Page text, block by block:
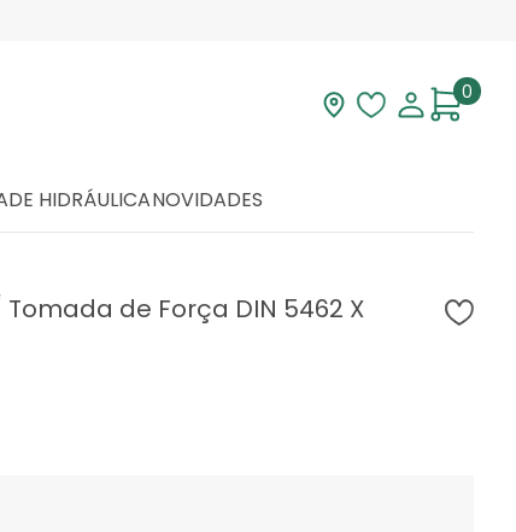
Visite nossa loja
Lista deMinha
0
HIDRÁULICANOVIDADES
de Força DIN 5462 X